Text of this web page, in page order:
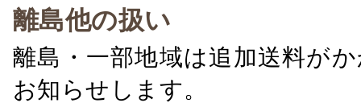
離島他の扱い
離島・一部地域は追加送料が
お知らせします。